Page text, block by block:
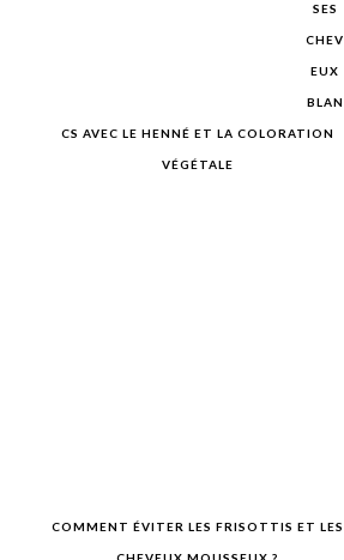
SES
CHEV
EUX
BLAN
CS AVEC LE HENNÉ ET LA COLORATION
VÉGÉTALE
COMMENT ÉVITER LES FRISOTTIS ET LES